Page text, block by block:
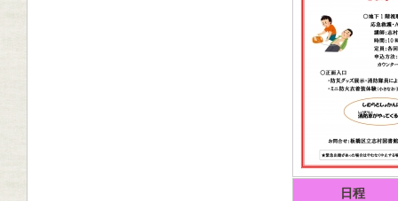
日程